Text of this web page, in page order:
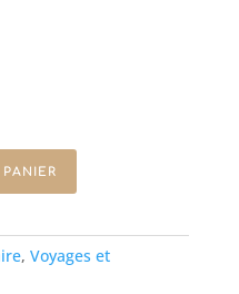
, Voyages et